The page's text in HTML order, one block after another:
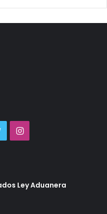
TwitterInstagram
Ley Aduanera